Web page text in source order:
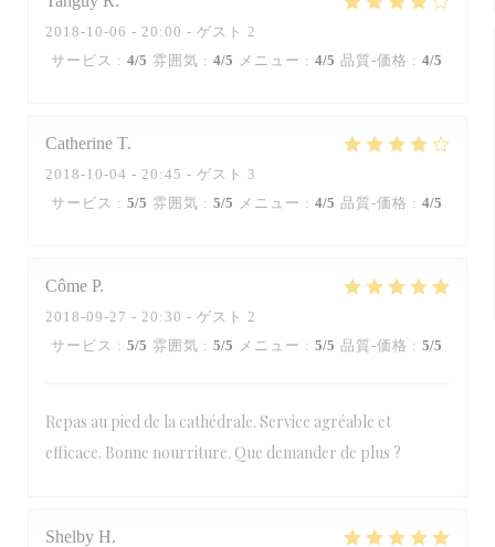
2018-10-06 - 20:00 - ゲスト 2
サービス : 4/5 雰囲気 : 4/5 メニュー : 4/5 品質-価格 : 4/5
Catherine T
2018-10-04 - 20:45 - ゲスト 3
サービス : 5/5 雰囲気 : 5/5 メニュー : 4/5 品質-価格 : 4/5
Côme P
2018-09-27 - 20:30 - ゲスト 2
サービス : 5/5 雰囲気 : 5/5 メニュー : 5/5 品質-価格 : 5/5
Repas au pied de la cathédrale. Service agréable et
efficace. Bonne nourriture. Que demander de plus ?
Shelby H